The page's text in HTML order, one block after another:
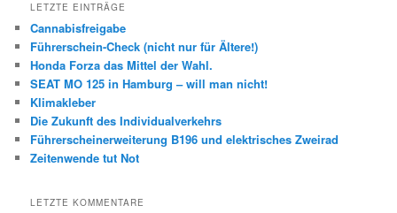
LETZTE EINTRÄGE
Cannabisfreigabe
Führerschein-Check (nicht nur für Ältere!)
Honda Forza das Mittel der Wahl.
SEAT MO 125 in Hamburg – will man nicht!
Klimakleber
Die Zukunft des Individualverkehrs
Führerscheinerweiterung B196 und elektrisches Zweirad
Zeitenwende tut Not
LETZTE KOMMENTARE